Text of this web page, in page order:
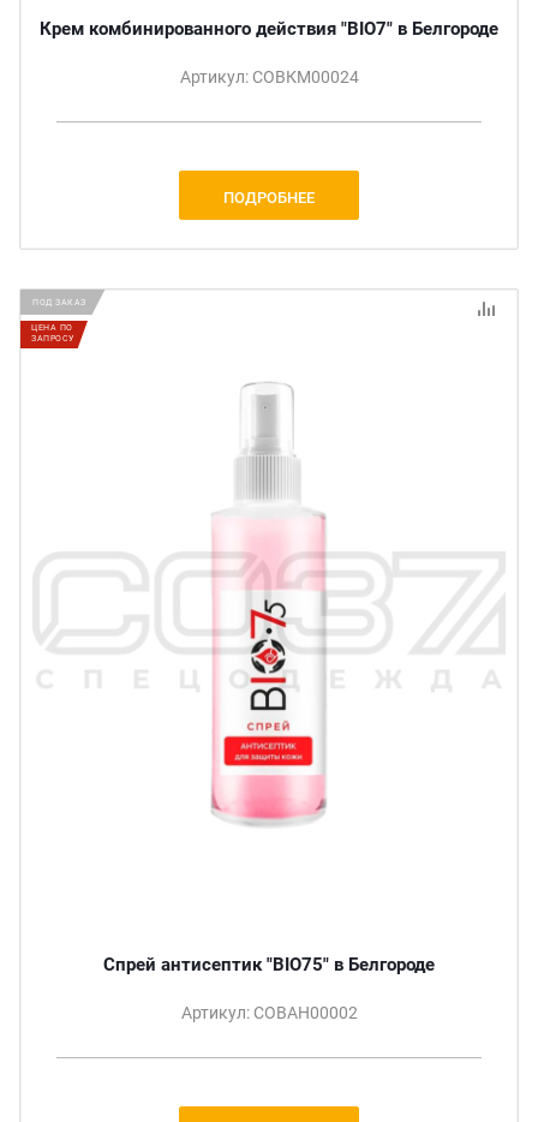
Крем комбинированного действия "BIO7" в Белгороде
Артикул: СОВКМ00024
ПОДРОБНЕЕ
ПОД ЗАКАЗ
ЦЕНА ПО
ЗАПРОСУ
Спрей антисептик "BIO75" в Белгороде
Артикул: СОВАН00002